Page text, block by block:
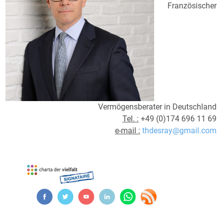
Französischer
Vermögensberater in Deutschland
Tel. : +49 (0)174 696 11 69
e-mail : thdesray@gmail.com